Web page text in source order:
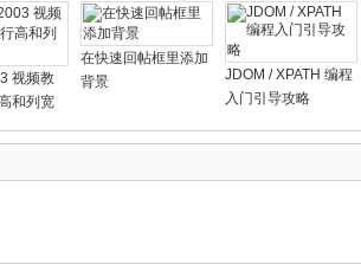
视频教
和列宽
在快速回帖框里添加
背景
JDOM / XPATH 编程
入门引导攻略